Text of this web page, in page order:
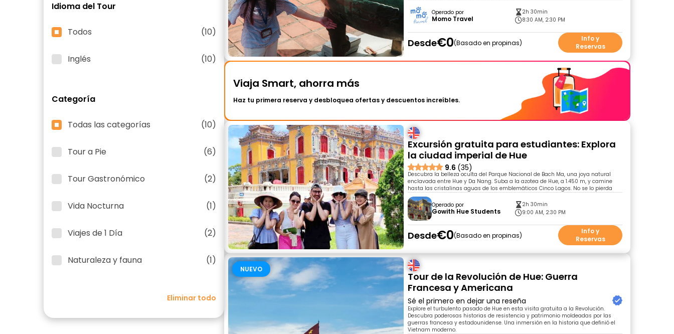
Idioma del Tour
Todos (10)
Inglés (10)
Categoría
Todas las categorías (10)
Tour a Pie (6)
Tour Gastronómico (2)
Vida Nocturna (1)
Viajes de 1 Día (2)
Naturaleza y fauna (1)
Eliminar todo
Operado por
Momo Travel
2h 30min
8:30 AM, 2:30 PM
Desde€0 Basado en propinas
Info y
Reservas
Viaja Smart, ahorra más
Haz tu primera reserva y desbloquea ofertas y descuentos increíbles.
Excursión gratuita para estudiantes: Explora
la ciudad imperial de Hue
9.6 (35)
Descubra la belleza oculta del Parque Nacional de Bach Ma, una joya natural
enclavada entre Hue y Da Nang. Suba a la azotea de Hue, a 1.450 m, y camine
hasta las cristalinas aguas de los emblemáticos Cinco Lagos. No se lo pierda
Operado por
Gowith Hue Students
2h 30min
9:00 AM, 2:30 PM
Desde€0 Basado en propinas
Info y
Reservas
NUEVO
Tour de la Revolución de Hue: Guerra
Francesa y Americana
Sé el primero en dejar una reseña
Explore el turbulento pasado de Hue en esta visita gratuita a la Revolución.
Descubra poderosas historias de resistencia y patrimonio moldeadas por las
guerras francesa y estadounidense. Una inmersión en la historia que definió el
Vietnam moderno.